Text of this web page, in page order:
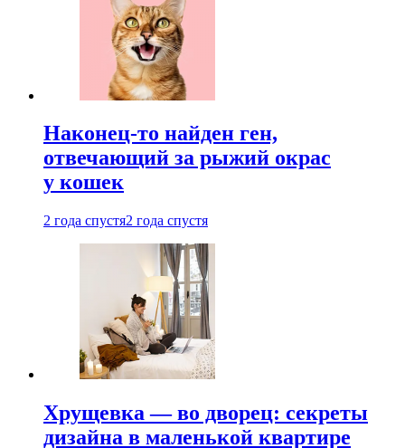
Наконец-то найден ген,
отвечающий за рыжий окрас
у кошек
2 года спустя2 года спустя
Хрущевка — во дворец: секреты
дизайна в маленькой квартире